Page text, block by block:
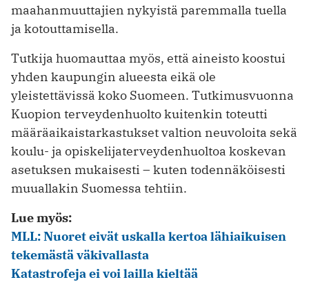
maahanmuuttajien nykyistä paremmalla tuella
ja kotouttamisella.
Tutkija huomauttaa myös, että aineisto koostui
yhden kaupungin alueesta eikä ole
yleistettävissä koko Suomeen. Tutkimusvuonna
Kuopion terveydenhuolto kuitenkin toteutti
määräaikaistarkastukset valtion neuvoloita sekä
koulu- ja opiskelijaterveydenhuoltoa koskevan
asetuksen mukaisesti – kuten todennäköisesti
muuallakin Suomessa tehtiin.
Lue myös:
MLL: Nuoret eivät uskalla kertoa lähiaikuisen
tekemästä väkivallasta
Katastrofeja ei voi lailla kieltää